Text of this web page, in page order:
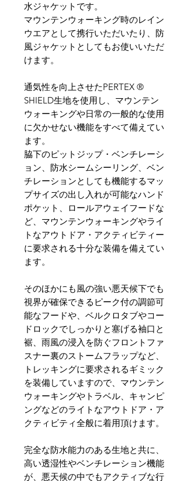
水ジャケットです。
マウンテンウォーキング時のレイン
ウエアとして携行いただいたり、防
風ジャケットとしてもお使いいただ
けます。
通気性を向上させたPERTEX ®
SHIELD生地を使用し、マウンテン
ウォーキングや日常の一般的な使用
に欠かせない機能をすべて備えてい
ます。
脇下のピットジップ・ベンチレーシ
ョン、防水シームシーリング、ベン
チレーションとしても機能するマッ
プサイズの出し入れが可能なハンド
ポケット、ロールアウェイフードな
ど、マウンテンウォーキングやライ
トなアウトドア・アクティビティー
に要求される十分な装備を備えてい
ます。
そのほかにも風の強い悪天候下でも
視界が確保できるピーク付の調節可
能なフードや、ベルクロタブやコー
ドロックでしっかりと塞げる袖口と
裾、雨風の浸入を防ぐフロントファ
スナー裏のストームフラップなど、
トレッキングに要求されるギミック
を装備していますので、マウンテン
ウォーキングやトラベル、キャンピ
ングなどのライトなアウトドア・ア
クティビティ全般に着用頂けます。
完全な防水能力のある生地と共に、
高い透湿性やベンチレーション機能
が、悪天候の中でもアクティブな行